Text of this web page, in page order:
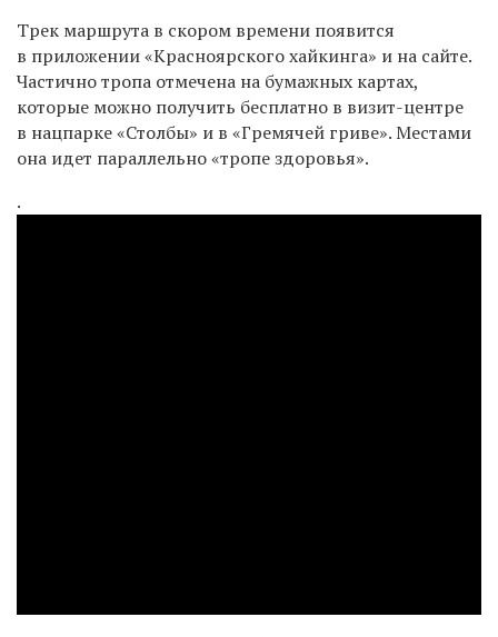
Трек маршрута в скором времени появится
в приложении «Красноярского хайкинга» и на сайте.
Частично тропа отмечена на бумажных картах,
которые можно получить бесплатно в визит-центре
в нацпарке «Столбы» и в «Гремячей гриве». Местами
она идет параллельно «тропе здоровья».
.